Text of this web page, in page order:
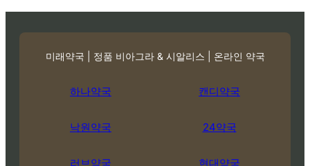
미래약국 | 정품 비아그라 & 시알리스 | 온라인 약국
하나약국
낙원약국
러브약국
캔디약국
24약국
현대약국